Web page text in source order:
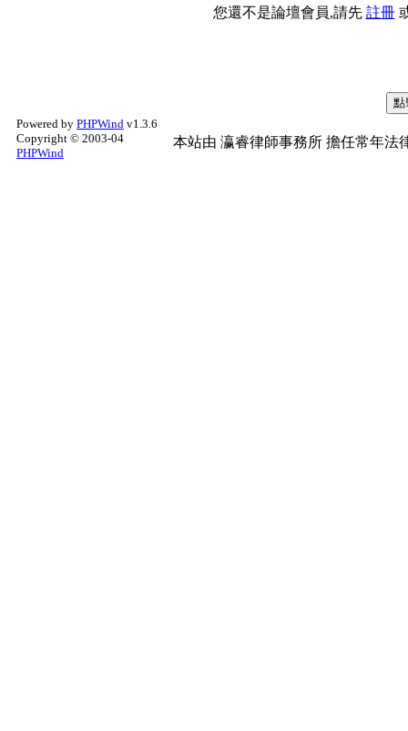
您還不是論壇會員,請先 註冊
Powered by PHPWind v1.3.6
Copyright © 2003-04
PHPWind
本站由 瀛睿律師事務所 擔任常年法